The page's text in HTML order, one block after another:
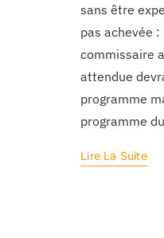
sans être
pas achevée
commissaire
attendue
programme
programme
Lire La Suite